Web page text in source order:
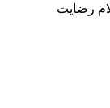
رضایت